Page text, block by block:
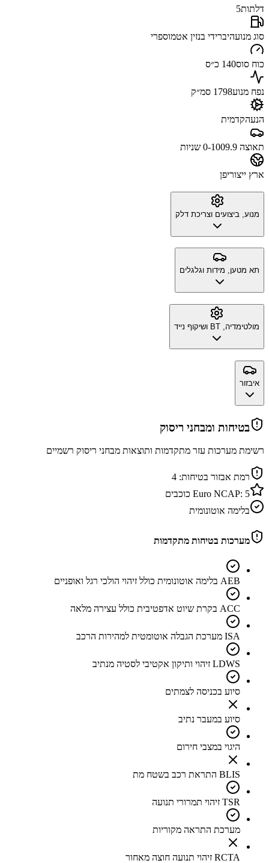
דלתות5
סוג מנועהיברידי בנזין אטמוספרי
כוח סוס140 כ״ס
נפח מנוע1798 סמ״ק
הנעהקדמית
תאוצה 0-100 9.9 שניות
ארץ ייצוריפן
מנוע, ביצועים וצריכת דלק
תא מטען, מידות וגלגלים
מולטימדיה, BT ושיקוף נייד
איבזור
בטיחות ומבחני ריסוק
רשימת מערכות עזר מתקדמות ותוצאות מבחני ריסוק רשמיים
רמת אבזור בטיחות: 4
Euro NCAP: 5
כוכבים
בלימה אוטונומית
מערכות בטיחות מתקדמות
AEB בלימה אוטונומית כולל זיהוי הולכי רגל ואופניים
ACC בקרת שיוט אדפטיבית כולל עצירה מלאה
ISA מערכת הגבלה אוטומטית למהירות הרכב
LDWS זיהוי ותיקון אקטיבי לסטיה מנתיב
סיוע בכניסה לצמתים
סיוע במעבר נתיב
היגוי במצבי חירום
BLIS התראת רכב בשטח מת
TSR זיהוי תמרורי תנועה
מערכת התראה מקוריות
RCTA זיהוי תנועה חוצה מאחור